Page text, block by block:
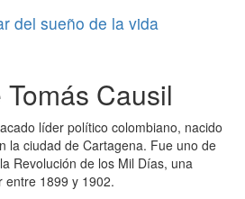
del sueño de la vida
Causil
líder político colombiano, nacido
la ciudad de Cartagena. Fue uno de
Revolución de los Mil Días, una
entre 1899 y 1902.